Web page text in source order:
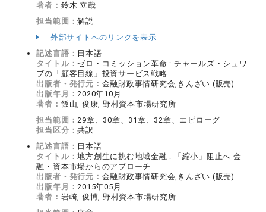
著者： 鈴木 立哉
担当範囲：解説
外部サイトへのリンクを表示
記述言語： 日本語
タイトル：ゼロ・コミッション革命 : チャールズ・シュワ
ブの「顧客目線」投資サービス戦略
出版者・発行元： 金融財政事情研究会,きんざい (販売)
出版年月：2020年10月
著者： 飯山, 俊康, 野村資本市場研究所
担当範囲：29章、30章、31章、32章、エピローグ
担当区分：共訳
記述言語： 日本語
タイトル：地方創生に挑む地域金融 : 「縮小」阻止へ 金
融・資本市場からのアプローチ
出版者・発行元： 金融財政事情研究会,きんざい (販売)
出版年月：2015年05月
著者： 岩崎, 俊博, 野村資本市場研究所